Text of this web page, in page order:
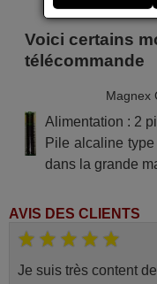
Voici certains
télécommande
Magnex
Alimentation : 2
Pile alcaline
dans la grande
AVIS DES CLIENTS
Je suis très content